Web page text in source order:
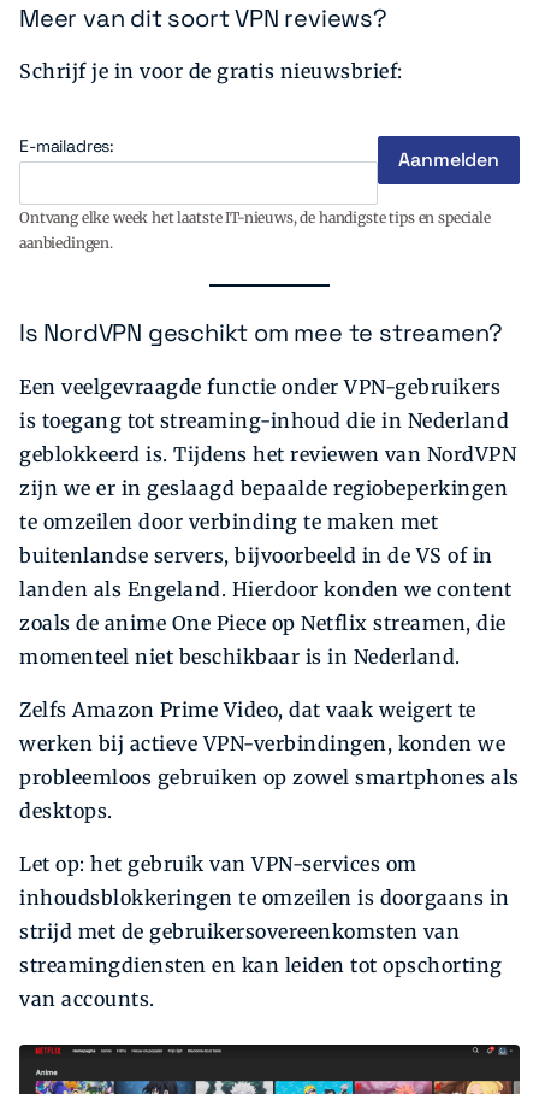
Meer van dit soort VPN reviews?
Schrijf je in voor de gratis nieuwsbrief:
E-mailadres:
Ontvang elke week het laatste IT-nieuws, de handigste tips en speciale
aanbiedingen.
Is NordVPN geschikt om mee te streamen?
Een veelgevraagde functie onder VPN-gebruikers
is toegang tot streaming-inhoud die in Nederland
geblokkeerd is. Tijdens het reviewen van NordVPN
zijn we er in geslaagd bepaalde regiobeperkingen
te omzeilen door verbinding te maken met
buitenlandse servers, bijvoorbeeld in de VS of in
landen als Engeland. Hierdoor konden we content
zoals de anime One Piece op Netflix streamen, die
momenteel niet beschikbaar is in Nederland.
Zelfs Amazon Prime Video, dat vaak weigert te
werken bij actieve VPN-verbindingen, konden we
probleemloos gebruiken op zowel smartphones als
desktops.
Let op: het gebruik van VPN-services om
inhoudsblokkeringen te omzeilen is doorgaans in
strijd met de gebruikersovereenkomsten van
streamingdiensten en kan leiden tot opschorting
van accounts.